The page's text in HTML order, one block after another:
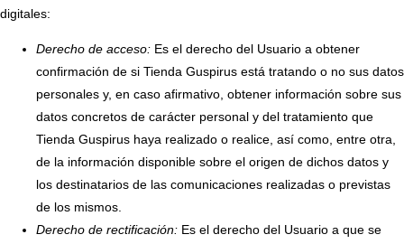
digitales:
Derecho de acceso: Es el derecho del Usuario a obtener
confirmación de si Tienda Guspirus está tratando o no sus datos
personales y, en caso afirmativo, obtener información sobre sus
datos concretos de carácter personal y del tratamiento que
Tienda Guspirus haya realizado o realice, así como, entre otra,
de la información disponible sobre el origen de dichos datos y
los destinatarios de las comunicaciones realizadas o previstas
de los mismos.
Derecho de rectificación: Es el derecho del Usuario a que se